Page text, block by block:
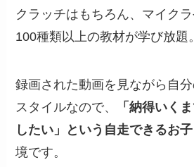
クラッチはもちろん、マイク
100種類以上の教材が学び放題。
録画された動画を見ながら自
スタイルなので、
「納得いく
したい」という自走できるお
境です。